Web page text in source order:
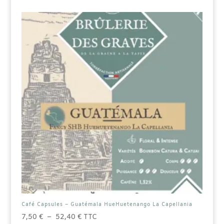
peuvent
choisies
sur
page
du
produit
Café Capsules – Guatémala HueHuetenango La Capellania
7,50 € – 52,40 €Plage
TTC